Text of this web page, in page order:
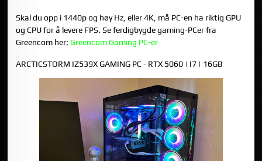
Skal du opp i 1440p og høy Hz, eller 4K, må PC-en ha riktig GPU
og CPU for å levere FPS. Se ferdigbygde gaming-PCer fra
Greencom her:Greencom Gaming PC-er
ARCTICSTORM IZ539X GAMING PC - RTX 5060 | I7 | 16GB